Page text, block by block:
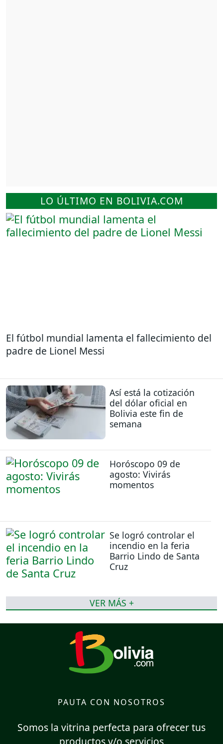
LO ÚLTIMO EN BOLIVIA.COM
El fútbol mundial lamenta el fallecimiento del
padre de Lionel Messi
Así está la cotización
del dólar oficial en
Bolivia este fin de
semana
Horóscopo 09 de
agosto: Vivirás
momentos
Se logró controlar el
incendio en la feria
Barrio Lindo de Santa
Cruz
VER MÁS +
PAUTA CON NOSOTROS
Somos la vitrina perfecta para ofrecer tus